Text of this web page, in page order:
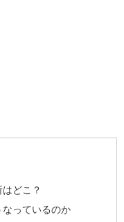
どこ？
っているのか